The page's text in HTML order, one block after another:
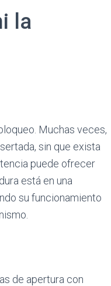
la
Muchas veces,
sin que exista
puede ofrecer
está en una
su funcionamiento
de apertura con